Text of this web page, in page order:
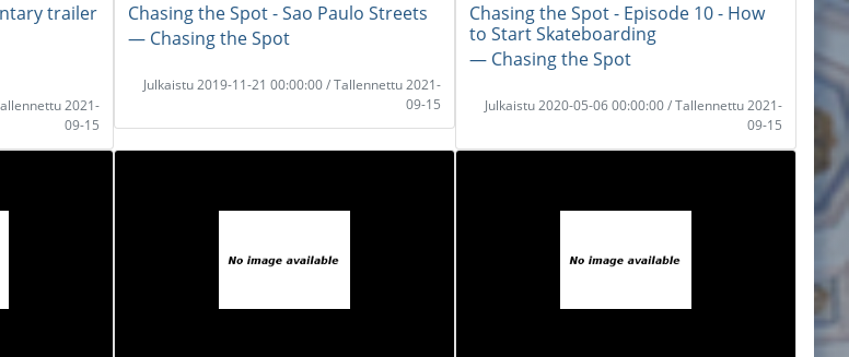
trailer
2021-
09-15
Chasing the Spot - Sao Paulo Streets
― Chasing the Spot
Julkaistu 2019-11-21 00:00:00 / Tallennettu 2021-
09-15
Chasing the Spot - Episode 10 - How
to Start Skateboarding
― Chasing the Spot
Julkaistu 2020-05-06 00:00:00 / Tallennettu 2021-
09-15